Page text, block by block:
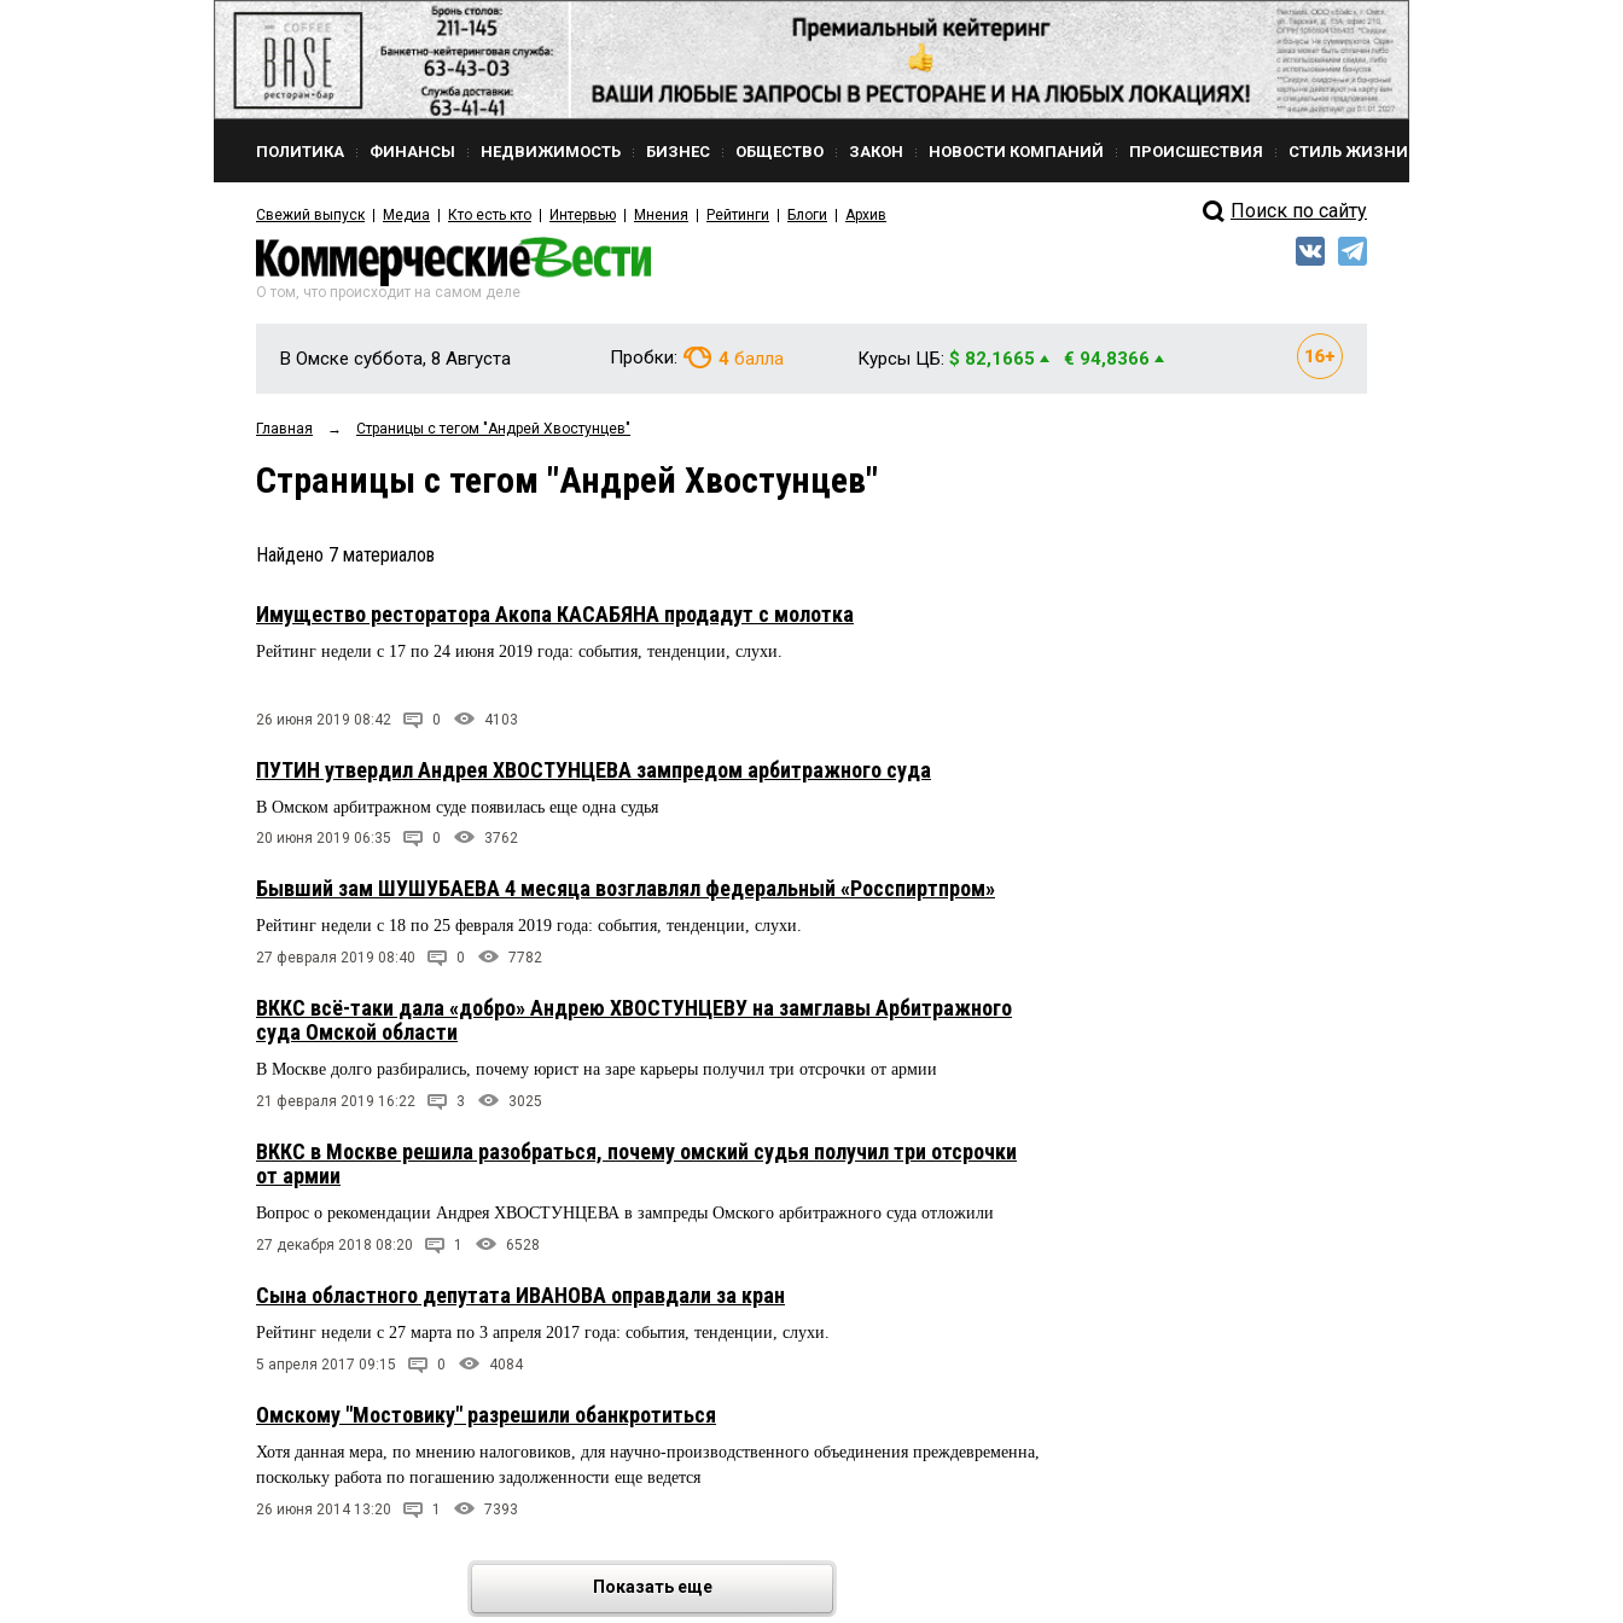
ПОЛИТИКА ФИНАНСЫ НЕДВИЖИМОСТЬ БИЗНЕС ОБЩЕСТВО ЗАКОН НОВОСТИ КОМПАНИЙ ПРОИСШЕСТВИЯ СТИЛЬ ЖИЗНИ
Свежий выпуск Медиа Кто есть кто Интервью Мнения Рейтинги Блоги Архив Поиск по сайту
О том, что происходит на самом деле
В Омске суббота, 8 Августа Пробки: 4 балла Курсы ЦБ: $ 82,1665 € 94,8366
Главная → Страницы c тегом "Андрей Хвостунцев"
Страницы c тегом "Андрей Хвостунцев"
Найдено 7 материалов
Имущество ресторатора Акопа КАСАБЯНА продадут с молотка
Рейтинг недели с 17 по 24 июня 2019 года: события, тенденции, слухи.
26 июня 2019 08:42 0 4103
ПУТИН утвердил Андрея ХВОСТУНЦЕВА зампредом арбитражного суда
В Омском арбитражном суде появилась еще одна судья
20 июня 2019 06:35 0 3762
Бывший зам ШУШУБАЕВА 4 месяца возглавлял федеральный «Росспиртпром»
Рейтинг недели с 18 по 25 февраля 2019 года: события, тенденции, слухи.
27 февраля 2019 08:40 0 7782
ВККС всё-таки дала «добро» Андрею ХВОСТУНЦЕВУ на замглавы Арбитражного
суда Омской области
В Москве долго разбирались, почему юрист на заре карьеры получил три отсрочки от армии
21 февраля 2019 16:22 3 3025
ВККС в Москве решила разобраться, почему омский судья получил три отсрочки
от армии
Вопрос о рекомендации Андрея ХВОСТУНЦЕВА в зампреды Омского арбитражного суда отложили
27 декабря 2018 08:20 1 6528
Сына областного депутата ИВАНОВА оправдали за кран
Рейтинг недели с 27 марта по 3 апреля 2017 года: события, тенденции, слухи.
5 апреля 2017 09:15 0 4084
Омскому "Мостовику" разрешили обанкротиться
Хотя данная мера, по мнению налоговиков, для научно-производственного объединения преждевременна,
поскольку работа по погашению задолженности еще ведется
26 июня 2014 13:20 1 7393
Показать еще